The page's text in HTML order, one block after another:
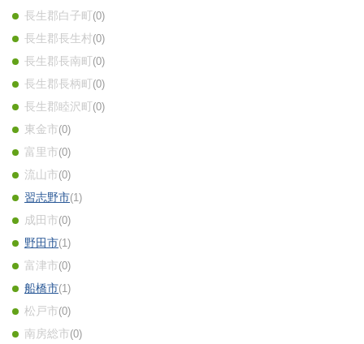
長生郡白子町 0
長生郡長生村 0
長生郡長南町 0
長生郡長柄町 0
長生郡睦沢町 0
東金市 0
富里市 0
流山市 0
習志野市 1
成田市 0
野田市 1
富津市 0
船橋市 1
松戸市 0
南房総市 0